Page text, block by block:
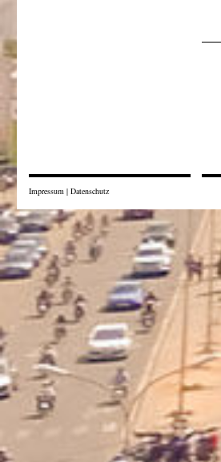
Impressum | Datenschutz